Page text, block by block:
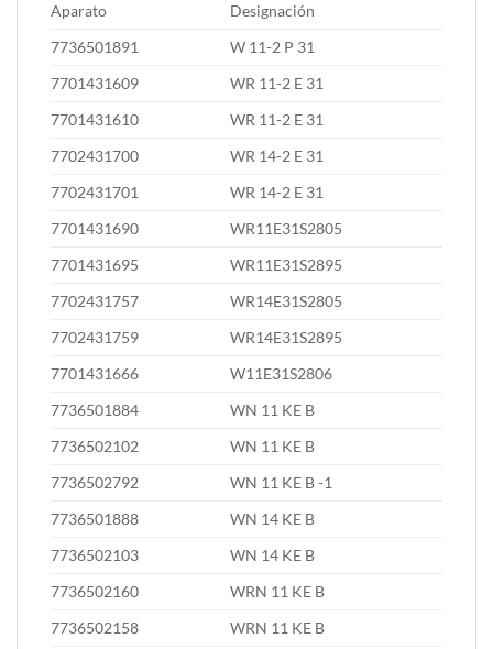
Aparato
Designación
7736501891
W 11-2 P 31
7701431609
WR 11-2 E 31
7701431610
WR 11-2 E 31
7702431700
WR 14-2 E 31
7702431701
WR 14-2 E 31
7701431690
WR11E31S2805
7701431695
WR11E31S2895
7702431757
WR14E31S2805
7702431759
WR14E31S2895
7701431666
W11E31S2806
7736501884
WN 11 KE B
7736502102
WN 11 KE B
7736502792
WN 11 KE B -1
7736501888
WN 14 KE B
7736502103
WN 14 KE B
7736502160
WRN 11 KE B
7736502158
WRN 11 KE B